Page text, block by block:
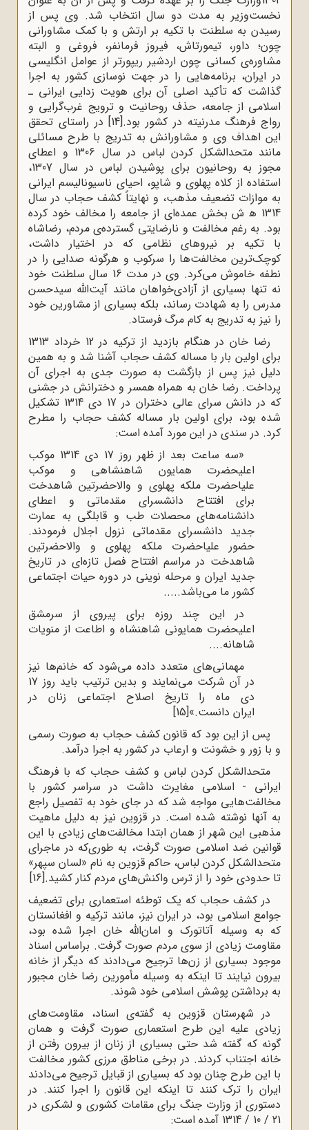
نخست‌وزیر به مدت دو سال انتخاب شد. وی پس از
رسیدن به سلطنت با تکیه بر ارتش و با کمک مشاورانی
چون؛ داور، تیمورتاش، فیروز فرمانفر، فروغی و البته
مشاوره‌ی کسانی چون اردشیر ریپورتر از عوامل انگلیسی
در ایران، برنامه‌هایی را در جهت نوسازی کشور به اجرا
گذاشت که تأکید اصلی آن برای هویت ‌زدایی ایرانی ـ
اسلامی از جامعه، حذف روحانیت و ترویج غرب‌گرایی و
رواج فرهنگ مدرنیته در کشور بود.[14]در راستای تحقق
این اهداف وی و مشاورانش به تدریج با طرح مسائلی
مانند متحدالشکل کردن لباس در سال 1306 و اعطای
مجوز به روحانیون برای پوشیدن لباس در سال 1307،
استفاده از کلاه پهلوی و شاپو، احیای ناسیونالیسم ایرانی
به موازات تضعیف مذهب، و نهایتاً کشف حجاب در سال
1314 ﻫ ش بخش عمده‌ای از جامعه را مخالف خود کرده
بود. به رغم مخالفت و نارضایتی گسترده‌ی مردم، رضاشاه
با تکیه بر نیروهای نظامی که در اختیار داشت،
کوچک‌ترین مخالفت‌ها را سرکوب و هرگونه صدایی را در
نطفه خاموش می‌کرد. وی در مدت 16 سال سلطنت خود
نه ‌تنها بسیاری از آزادی‌خواهان مانند آیت‌الله سیدحسن
مدرس را به شهادت رساند، بلکه بسیاری از مشاورین خود
را نیز به تدریج به کام مرگ فرستاد.
رضا خان در هنگام بازدید از ترکیه در 12 خرداد 1313
برای اولین بار با مساله کشف حجاب آشنا شد و به همین
دلیل نیز پس از بازگشت به صورت جدی به اجرای آن
پرداخت. رضا خان به همراه همسر و دخترانش در جشنی
که در دانش سرای عالی دختران در 17 دی 1314 تشکیل
شده بود، برای اولین بار مساله کشف حجاب را مطرح
کرد. در سندی در این مورد آمده است:
«سه ساعت بعد از ظهر روز 17 دی 1314 موکب
اعلیحضرت همایون شاهنشاهی و موکب
علیاحضرت ملکه پهلوی و والاحضرتین شاهدخت
برای افتتاح دانشسرای مقدماتی و اعطای
دانشنامه‌های محصلات طب و قابلگی به عمارت
جدید دانشسرای مقدماتی نزول اجلال فرمودند.
حضور علیاحضرت ملکه پهلوی و والاحضرتین
شاهدخت در مراسم افتتاح فصل تازه‌ای در تاریخ
جدید ایران و مرحله نوینی در دوره حیات اجتماعی
کشور ما می‌باشد.....
در این چند روزه برای پیروی از سرمشق
اعلیحضرت همایونی شاهنشاه و اطاعت از منویات
شاهانه....
مهمانی‌های متعدد داده می‌شود که خانم‌ها نیز
در آن شرکت می‌نمایند و بدین ترتیب باید روز 17
دی ماه را تاریخ اصلاح اجتماعی زنان در
ایران دانست.»[15]
پس از این بود که قانون کشف حجاب به صورت رسمی
و با زور و خشونت و ارعاب در کشور به اجرا درآمد.
متحدالشکل کردن لباس و کشف حجاب که با فرهنگ
ایرانی - اسلامی مغایرت داشت در سراسر کشور با
مخالفت‌هایی مواجه شد که در جای خود به تفصیل راجع
به آنها نوشته شده است. در قزوین نیز به دلیل ماهیت
مذهبی این شهر از همان ابتدا مخالفت‌های زیادی با این
قوانین ضد اسلامی صورت گرفت، به طوری‌که در ماجرای
متحدالشکل کردن لباس، حاکم قزوین به نام «لسان سپهر»
تا حدودی خود را از ترس واکنش‌های مردم کنار کشید.[16]
در کشف حجاب که یک توطئه استعماری برای تضعیف
جوامع اسلامی بود، در ایران نیز، مانند ترکیه و افغانستان
که به وسیله آتاتورک و امان‌الله خان اجرا شده بود،
مقاومت زیادی از سوی مردم صورت گرفت. براساس اسناد
موجود بسیاری از زن‌ها ترجیح می‌دادند که دیگر از خانه
بیرون نیایند تا اینکه به وسیله مأمورین رضا خان مجبور
به برداشتن پوشش اسلامی خود شوند.
در شهرستان قزوین به گفته‌ی اسناد، مقاومت‌های
زیادی علیه این طرح استعماری صورت گرفت و همان
گونه که گفته شد حتی بسیاری از زنان از بیرون رفتن از
خانه اجتناب کردند. در برخی مناطق مرزی کشور مخالفت
با این طرح چنان بود که بسیاری از قبایل ترجیح می‌دادند
ایران را ترک کنند تا اینکه این قانون را اجرا کنند. در
دستوری از وزارت جنگ برای مقامات کشوری و لشکری در
21 / 10 / 1314 آمده است: